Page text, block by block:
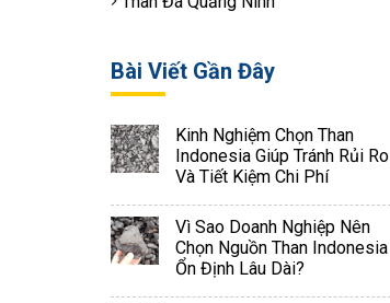
Bài Viết Gần Đây
Kinh Nghiệm Chọn Than
Indonesia Giúp Tránh Rủi Ro
Và Tiết Kiệm Chi Phí
Vì Sao Doanh Nghiệp Nên
Chọn Nguồn Than Indonesia
Ổn Định Lâu Dài?